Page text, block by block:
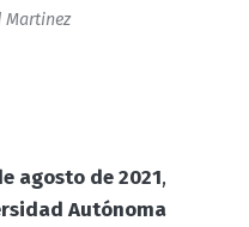
Martinez
agosto de 2021,
Autónoma